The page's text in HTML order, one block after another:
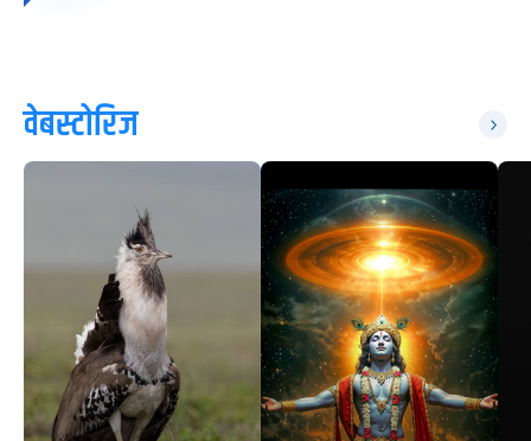
वेबस्टोरिज